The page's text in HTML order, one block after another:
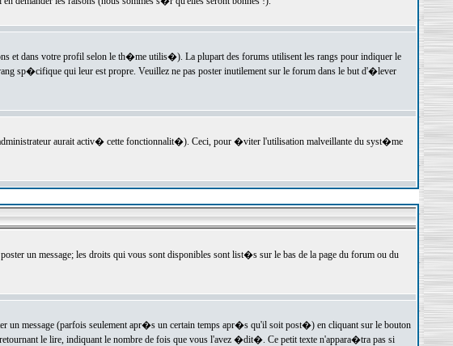
et dans votre profil selon le th�me utilis�). La plupart des forums utilisent les rangs pour indiquer le
sp�cifique qui leur est propre. Veuillez ne pas poster inutilement sur le forum dans le but d'�lever
aurait activ� cette fonctionnalit�). Ceci, pour �viter l'utilisation malveillante du syst�me
un message; les droits qui vous sont disponibles sont list�s sur le bas de la page du forum ou du
message (parfois seulement apr�s un certain temps apr�s qu'il soit post�) en cliquant sur le bouton
le lire, indiquant le nombre de fois que vous l'avez �dit�. Ce petit texte n'appara�tra pas si